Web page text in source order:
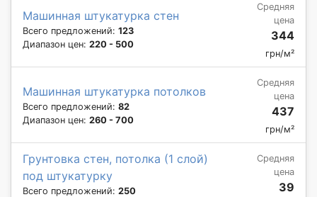
Машинная штукатурка стен
Всего предложений: 123
Диапазон цен: 220 - 500
Средняя
цена
344
грн/м²
Машинная штукатурка потолков
Всего предложений: 82
Диапазон цен: 260 - 700
Средняя
цена
437
грн/м²
Грунтовка стен, потолка (1 слой)
под штукатурку
Всего предложений: 250
Средняя
цена
39